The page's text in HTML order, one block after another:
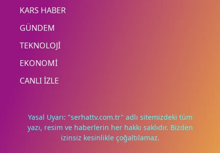
KARS HABER
GÜNDEM
TEKNOLOJİ
EKONOMİ
CANLI İZLE
Yasal Uyarı: "serhattv.com.tr" adlı sitemizdeki tüm
yazı, resim ve haberlerin her hakkı saklıdır. Bizden
izinsiz kesinlikle çoğaltılamaz.